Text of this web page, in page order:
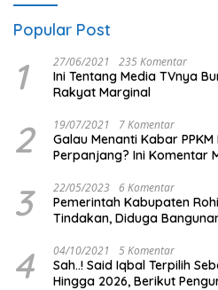
Popular Post
1 27/06/2021 235 Komentar
Ini Tentang Media TVnya
Rakyat Marginal
2 19/07/2021 7 Komentar
Galau Menanti Kabar
Perpanjang? Ini Komentar
3 22/05/2023 6 Komentar
Pemerintah Kabupaten
Tindakan, Diduga
4 04/10/2021 5 Komentar
Sah..! Said Iqbal Terpilih
Hingga 2026, Berikut